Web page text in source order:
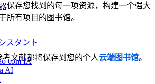
スタント
com IA
AI
保存您找到的每一项资源，构建一个强大
所有项目的图书馆。
文献都将保存到您的个人云端图书馆。